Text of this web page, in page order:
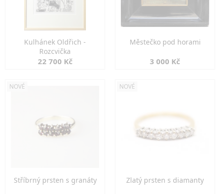
Kulhánek Oldřich -
Rozcvička
22 700 Kč
Městečko pod horami
3 000 Kč
NOVÉ
Stříbrný prsten s granáty
NOVÉ
Zlatý prsten s diamanty